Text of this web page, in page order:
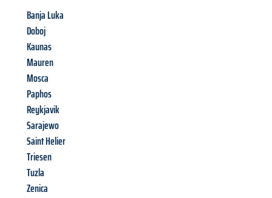
Banja Luka
Doboj
Kaunas
Mauren
Mosca
Paphos
Reykjavik
Sarajewo
Saint Helier
Triesen
Tuzla
Zenica